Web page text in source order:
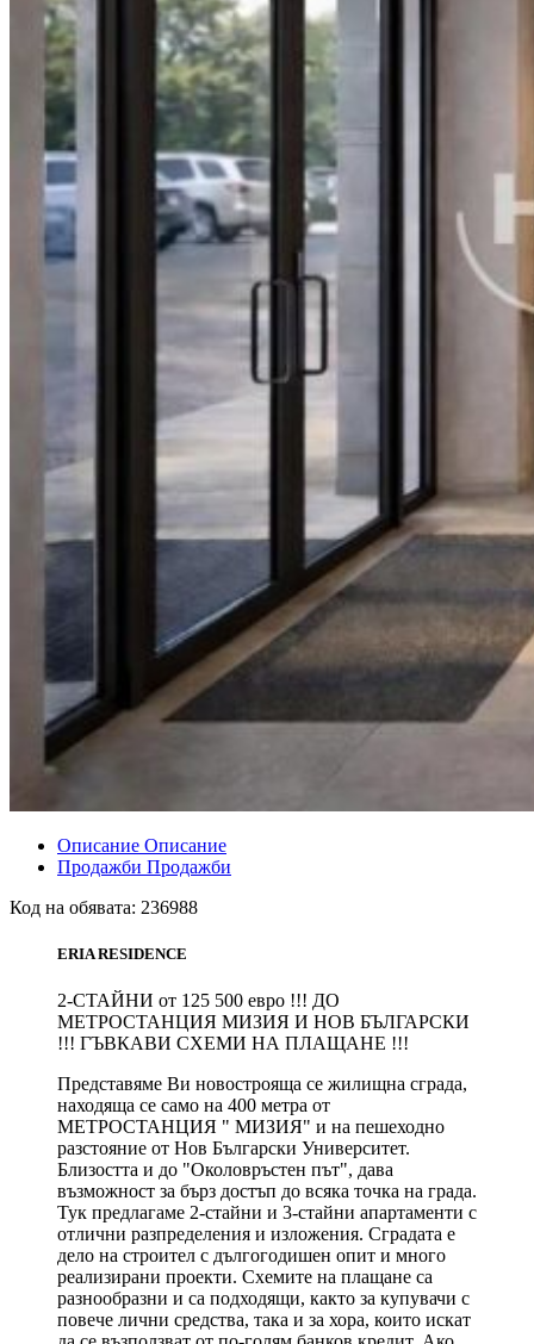
Описание Описание
Продажби Продажби
Код на обявата: 236988
ERIA RESIDENCE
2-СТАЙНИ от 125 500 евро !!! ДО
МЕТРОСТАНЦИЯ МИЗИЯ И НОВ БЪЛГАРСКИ
!!! ГЪВКАВИ СХЕМИ НА ПЛАЩАНЕ !!!
Представяме Ви новострояща се жилищна сграда,
находяща се само на 400 метра от
МЕТРОСТАНЦИЯ " МИЗИЯ" и на пешеходно
разстояние от Нов Български Университет.
Близостта и до "Околовръстен път", дава
възможност за бърз достъп до всяка точка на града.
Тук предлагаме 2-стайни и 3-стайни апартаменти с
отлични разпределения и изложения. Сградата е
дело на строител с дългогодишен опит и много
реализирани проекти. Схемите на плащане са
разнообразни и са подходящи, както за купувачи с
повече лични средства, така и за хора, които искат